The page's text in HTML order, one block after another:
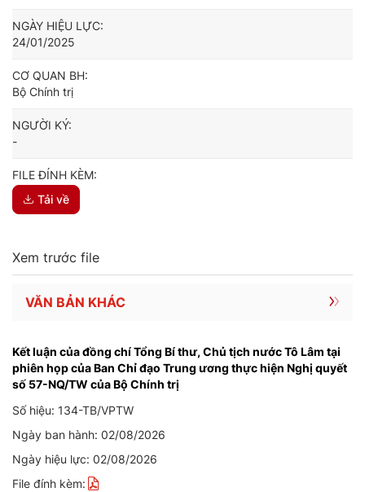
NGÀY HIỆU LỰC:
24/01/2025
CƠ QUAN BH:
Bộ Chính trị
NGƯỜI KÝ:
-
FILE ĐÍNH KÈM:
Tải về
Xem trước file
VĂN BẢN KHÁC
Kết luận của đồng chí Tổng Bí thư, Chủ tịch nước Tô Lâm tại
phiên họp của Ban Chỉ đạo Trung ương thực hiện Nghị quyết
số 57-NQ/TW của Bộ Chính trị
Số hiệu: 134-TB/VPTW
Ngày ban hành: 02/08/2026
Ngày hiệu lực: 02/08/2026
File đính kèm: